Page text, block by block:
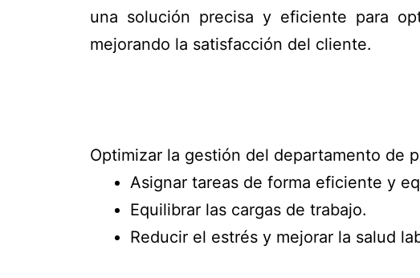
una solución precisa y eficiente para
mejorando la satisfacción del cliente.
Optimizar la gestión del departamento de
Asignar tareas de forma eficiente y
Equilibrar las cargas de trabajo.
Reducir el estrés y mejorar la salud